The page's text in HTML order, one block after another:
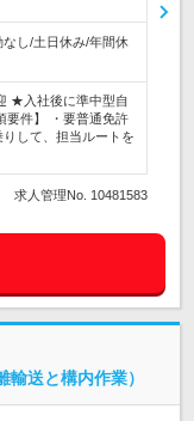
し/土日休み/年間休
★入社後に準中型自
要件】 ・要普通免許
して、担当ルートを
求人管理No. 10481583
輸送と構内作業）